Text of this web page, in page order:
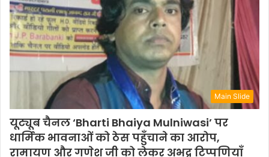
Main Slide
यूट्यूब चैनल ‘Bharti Bhaiya Mulniwasi’ पर
धार्मिक भावनाओं को ठेस पहुँचाने का आरोप,
रामायण और गणेश जी को लेकर अभद्र टिप्पणियाँ